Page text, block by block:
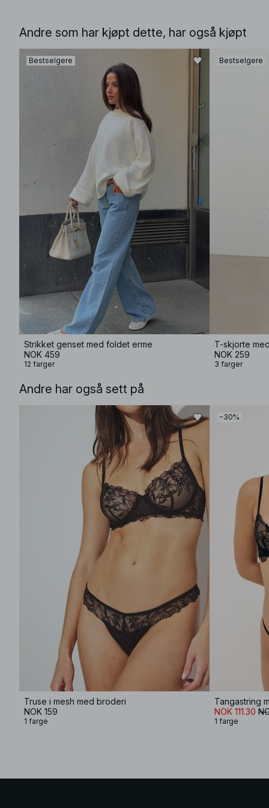
Andre som har kjøpt dette, har også kjøpt
Bestselgere
Strikket genset med foldet erme
NOK 459
12 farger
Bestselgere
T-skjorte
NOK 259
3 farger
Andre har også sett på
Truse i mesh med broderi
NOK 159
1 farge
−30%
Tangastring
NOK 111.30
1 farge